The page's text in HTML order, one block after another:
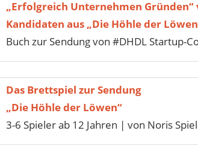
„Erfolgreich Unternehmen
Kandidaten aus „Die Höhle der
Buch zur Sendung von #DHDL Startup-
Das Brettspiel zur Sendung
„Die Höhle der Löwen“
3-6 Spieler ab 12 Jahren | von Noris